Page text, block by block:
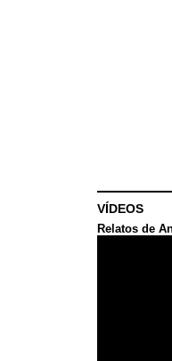
VÍDEOS
Relatos de